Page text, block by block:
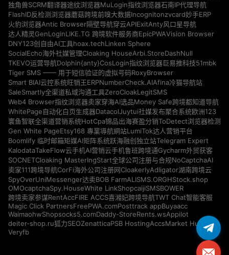
独角兽SCRM翻译器途纹浏览器MuLogin指纹浏览器石南IP代理导航
FlashID反检测浏览器蘑菇跨境前嗅大数据Incognitonzvcard妙手ERP
火豹浏览器Antic Browser隔壁导航穿云APIExitAnty风口星导航
达人精灵GenLoginLIKE.TG 跨境软件服务商EpicPWAVision Browser
DNY123创自由AI工具hoax.techLinken Sphere
SocialEcho海外社媒管理Cloaking HouseArbi.StoreDashNull
TKEVO运营导航Dolphin{anty}CosLogin指纹浏览器巨易推科技51mbk
Tiger SMS —— 用于短信验证的虚拟号码RoxyBrowser
Smart BIAI云控系统旺销王ERPNumberCheck.AIAfina冷猫导航站
SaleSmartly全渠道私域沟通工具ZeroCloakLegitSMS
Web4 Browser指纹浏览器卖家穿海AI选品Money Safe跨境都知道导航
WhitePage自动化白页生成器DatacolJuytui社媒发布聚合系统欧洲123
寰鱼智联全渠道营销系统HotCpa锦品出海赛盈分销ToDetect浏览器检测
Gen White PageEtsy168 專業導航網站LumiTok达人营销平台
Boomlify 临时邮箱矩媒AI矩阵系统跃海融创独立站Telegram Expert
KalodataTakeFlow云手机AI营销云手机鲁班跨境通Gycharm外贸获客
SOCNETCloaking MasterIngStart全球公司注册与合规NoCaptchaAI
卖家111跨境导航CorFi海外公司注册网CloakerlyAdligator湖南跨境云
SpyOverUniMessenger达卖BOB FarmALISMS.ORGHStock.shop
OMOcaptchaSpy.HouseWhite LinkShopcaijiSMSBOWER
跨境卖家参谋RentAccFIRE ACCS喜湘妃跨境导航TWT Chat智能客服
Magic Click PartnersFreePWA.comPosttrack appBuyaacc
WaimaohwShopsocks5.comDaddy-StoreRents.wsAppilot
deiter-shop.ru狐力SEOZenatticaPSB HostingAccsMarket Hub
Veryfb